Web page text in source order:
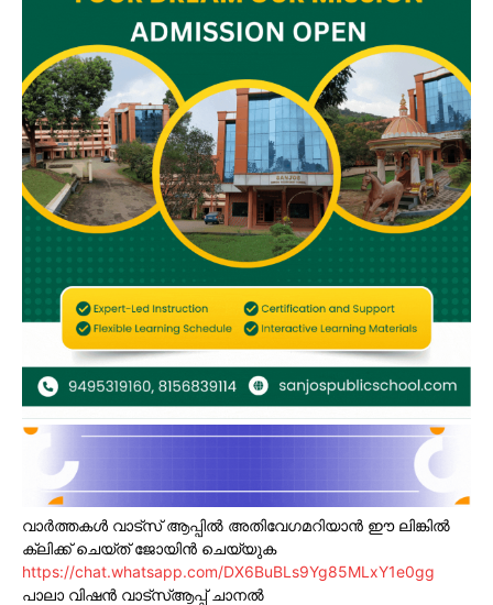
വാർത്തകൾ വാട്സ് ആപ്പിൽ അതിവേഗമറിയാൻ ഈ ലിങ്കിൽ
ക്ലിക്ക് ചെയ്ത് ജോയിൻ ചെയ്യുക
https://chat.whatsapp.com/DX6BuBLs9Yg85MLxY1e0gg
പാലാ വിഷൻ വാട്സ്ആപ്പ് ചാനൽ